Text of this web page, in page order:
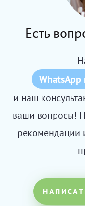
Есть
и наш
ваши вопросы!
рекомендации